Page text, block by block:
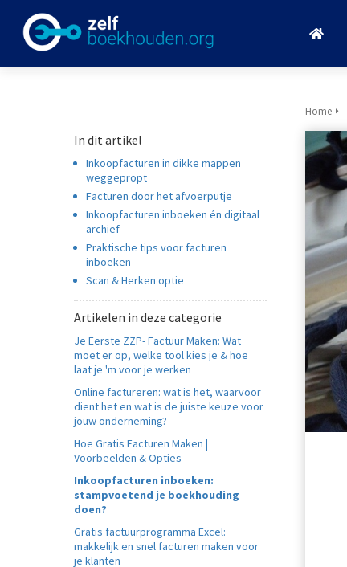
In dit artikel
Inkoopfacturen in dikke mappen
weggepropt
Facturen door het afvoerputje
Inkoopfacturen inboeken én digitaal
archief
Praktische tips voor facturen
inboeken
Scan & Herken optie
Artikelen in deze categorie
Je Eerste ZZP- Factuur Maken: Wat
moet er op, welke tool kies je & hoe
laat je 'm voor je werken
Online factureren: wat is het, waarvoor
dient het en wat is de juiste keuze voor
jouw onderneming?
Hoe Gratis Facturen Maken |
Voorbeelden & Opties
Inkoopfacturen inboeken:
stampvoetend je boekhouding
doen?
Gratis factuurprogramma Excel:
makkelijk en snel facturen maken voor
je klanten
Home